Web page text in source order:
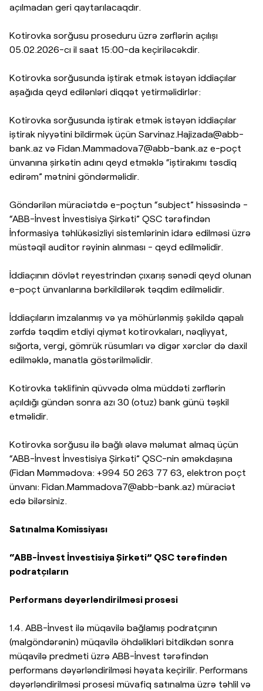
açılmadan geri qaytarılacaqdır.
Kotirovka sorğusu proseduru üzrə zərflərin açılışı
05.02.2026-cı il saat 15:00-da keçiriləcəkdir.
Kotirovka sorğusunda iştirak etmək istəyən iddiaçılar
aşağıda qeyd edilənləri diqqət yetirməlidirlər:
Kotirovka sorğusunda iştirak etmək istəyən iddiaçılar
iştirak niyyətini bildirmək üçün Sarvinaz.Hajizada@abb-
bank.az və Fidan.Mammadova7@abb-bank.az e-poçt
ünvanına şirkətin adını qeyd etməklə “iştirakımı təsdiq
edirəm” mətnini göndərməlidir.
Göndərilən müraciətdə e-poçtun “subject” hissəsində -
“ABB-İnvest İnvestisiya Şirkəti” QSC tərəfindən
İnformasiya təhlükəsizliyi sistemlərinin idarə edilməsi üzrə
müstəqil auditor rəyinin alınması - qeyd edilməlidir.
İddiaçının dövlət reyestrindən çıxarış sənədi qeyd olunan
e-poçt ünvanlarına bərkildilərək təqdim edilməlidir.
İddiaçıların imzalanmış və ya möhürlənmiş şəkildə qapalı
zərfdə təqdim etdiyi qiymət kotirovkaları, nəqliyyat,
sığorta, vergi, gömrük rüsumları və digər xərclər də daxil
edilməklə, manatla göstərilməlidir.
Kotirovka təklifinin qüvvədə olma müddəti zərflərin
açıldığı gündən sonra azı 30 (otuz) bank günü təşkil
etməlidir.
Kotirovka sorğusu ilə bağlı əlavə məlumat almaq üçün
“ABB-İnvest İnvestisiya Şirkəti” QSC-nin əməkdaşına
(Fidan Məmmədova: +994 50 263 77 63, elektron poçt
ünvanı: Fidan.Mammadova7@abb-bank.az) müraciət
edə bilərsiniz.
Satınalma Komissiyası
“ABB-İnvest İnvestisiya Şirkəti” QSC tərəfindən
podratçıların
Performans dəyərləndirilməsi prosesi
1.4. ABB-İnvest ilə müqavilə bağlamış podratçının
(malgöndərənin) müqavilə öhdəlikləri bitdikdən sonra
müqavilə predmeti üzrə ABB-İnvest tərəfindən
performans dəyərləndirilməsi həyata keçirilir. Performans
dəyərləndirilməsi prosesi müvafiq satınalma üzrə təhlil və